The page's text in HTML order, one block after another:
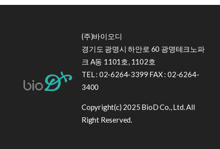
(주)바이오디
경기도 광명시 하안로 60 광명테크노파
크 A동 1101호, 1102호
TEL : 02-6264-3399 FAX : 02-6264-
3400
Copyright(c) 2025 BioD Co., Ltd. All
Right Reserved.